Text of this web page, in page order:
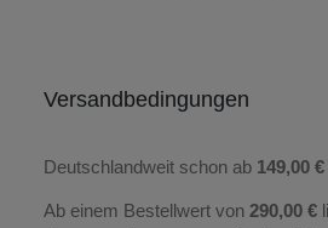
Versandbedingungen
Deutschlandweit schon ab 149,00 €
Ab einem Bestellwert von 290,00 €